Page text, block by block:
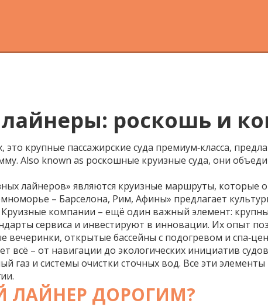
роскошь и
,это крупные пассажирские суда премиум‑класса,
. Also known as роскошные круизные суда, они
лайнеров» являются круизные маршруты, которые
– Барселона, Рим, Афины» предлагает
Круизные компании – ещё один важный элемент:
сервиса и инвестируют в инновации. Их опыт
вечеринки, открытые бассейны с подогревом и
всё – от навигации до экологических инициатив судов
газ и системы очистки сточных вод. Все эти
ЛАЙНЕР ДОРОГИМ?